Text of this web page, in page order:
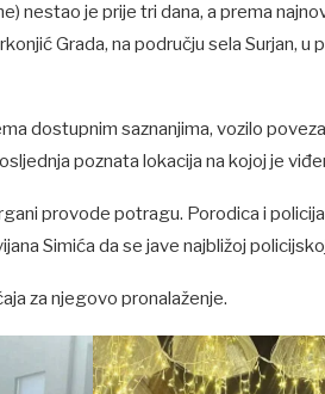
nestao je prije tri dana, a prema
Grada, na području sela Surjan, u
dostupnim saznanjima, vozilo
poznata lokacija na kojoj je
provode potragu. Porodica i
Simića da se jave najbližoj
za njegovo pronalaženje.